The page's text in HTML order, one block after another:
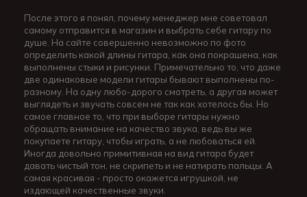
После этого я понял, почему менеджер мне советовал
самому отправится в магазин и выбрать себе гитару по
душе. На сайте совершенно невозможно по фото
определить какой длины гитара, как она покрашена, как
выполнены стыки и рисунки. Примечательно то, что даже
две одинаковые модели гитары бывают выполнены по-
разному. На одну любо-дорого смотреть, а другая может
выглядеть и звучать совсем не так как хотелось бы. Но
самое главное то, что при выборе гитары нужно
обращать внимание на качество звука, ведь вы же
покупаете гитару, чтобы играть, а не любоваться ей.
Иногда довольно примитивная на вид гитара будет
давать чистый тон, не скрипеть и не натирать пальцы. А
самая красивая - просто окажется игрушкой, не
издающей качественные звуки.